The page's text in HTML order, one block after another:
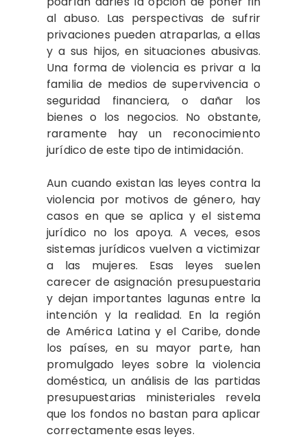
al abuso. Las perspectivas de sufrir
privaciones pueden atraparlas, a ellas
y a sus hijos, en situaciones abusivas.
Una forma de violencia es privar a la
familia de medios de supervivencia o
seguridad financiera, o dañar los
bienes o los negocios. No obstante,
raramente hay un reconocimiento
jurídico de este tipo de intimidación.
Aun cuando existan las leyes contra la
violencia por motivos de género, hay
casos en que se aplica y el sistema
jurídico no los apoya. A veces, esos
sistemas jurídicos vuelven a victimizar
a las mujeres. Esas leyes suelen
carecer de asignación presupuestaria
y dejan importantes lagunas entre la
intención y la realidad. En la región
de América Latina y el Caribe, donde
los países, en su mayor parte, han
promulgado leyes sobre la violencia
doméstica, un análisis de las partidas
presupuestarias ministeriales revela
que los fondos no bastan para aplicar
correctamente esas leyes.